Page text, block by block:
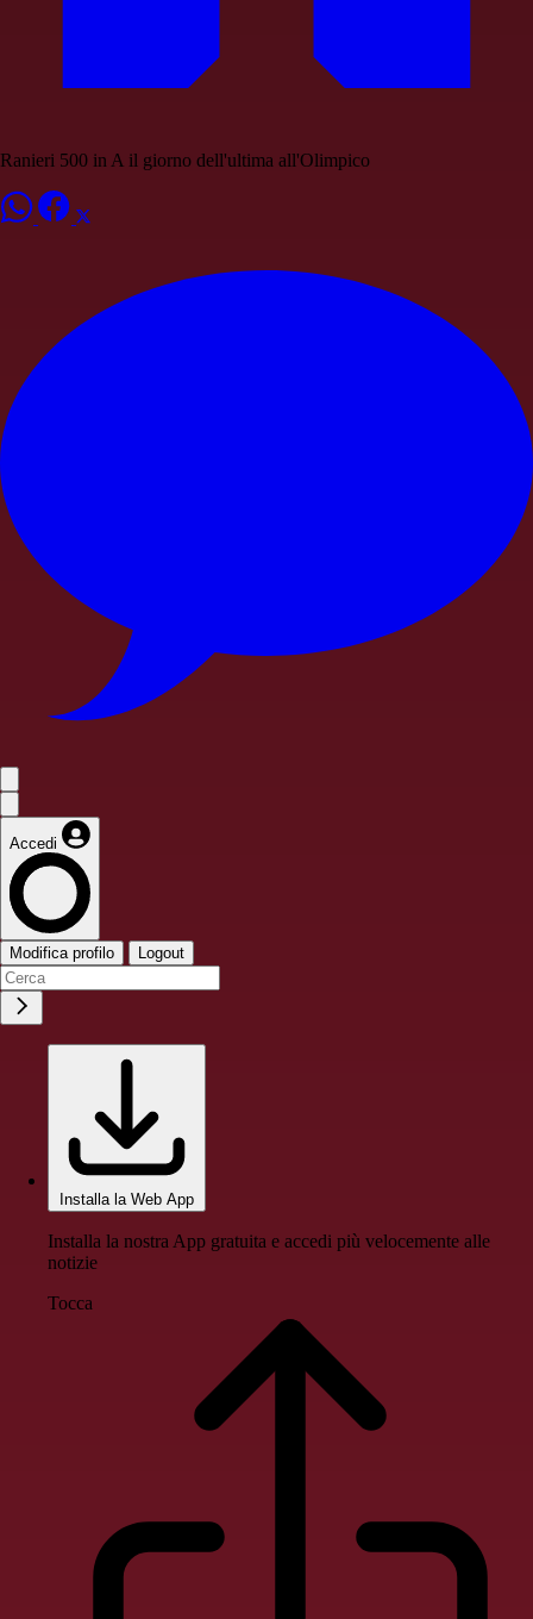
Ranieri 500 in A il giorno dell'ultima all'Olimpico
Accedi
Modifica profilo Logout
Installa la Web App
Installa la nostra App gratuita e accedi più velocemente alle
notizie
Tocca